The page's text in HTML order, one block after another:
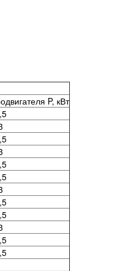
P, кВт